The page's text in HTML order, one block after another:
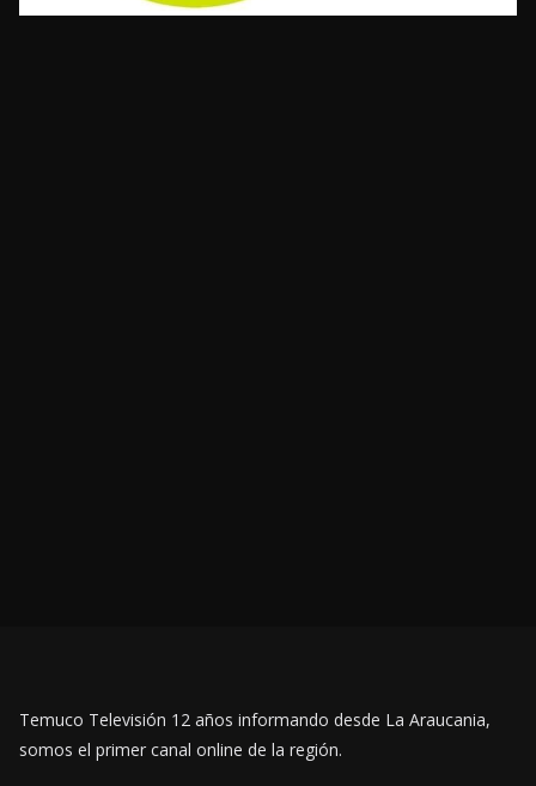
Temuco Televisión 12 años informando desde La Araucania,
somos el primer canal online de la región.